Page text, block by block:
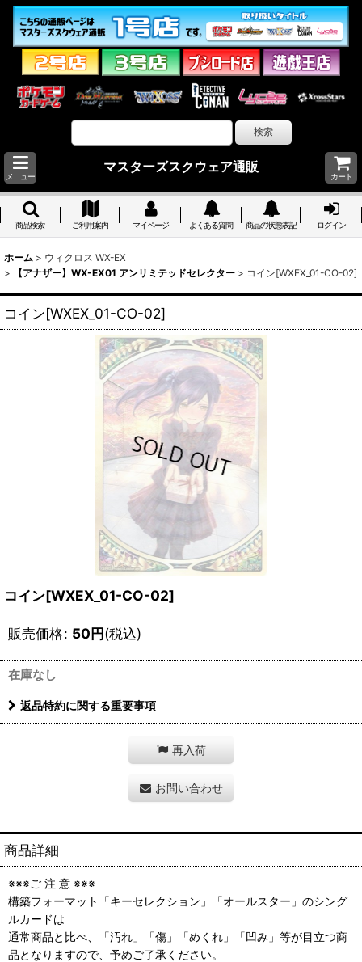
メニュー
マスターズスクウェア通販
カート
商品検索 ご利用案内 マイページ よくある質問 商品の状態表記 ログイン
ホーム > ウィクロス WX-EX
>
【アナザー】WX-EX01 アンリミテッドセレクター > コイン[WXEX_01-CO-02]
コイン[WXEX_01-CO-02]
コイン[WXEX_01-CO-02]
販売価格: 50円(税込)
在庫なし
返品特約に関する重要事項
再入荷
お問い合わせ
商品詳細
※※※ご 注 意 ※※※
構築フォーマット「キーセレクション」「オールスター」のシング
ルカードは
通常商品と比べ、「汚れ」「傷」「めくれ」「凹み」等が目立つ商
品となりますので、予めご了承ください。